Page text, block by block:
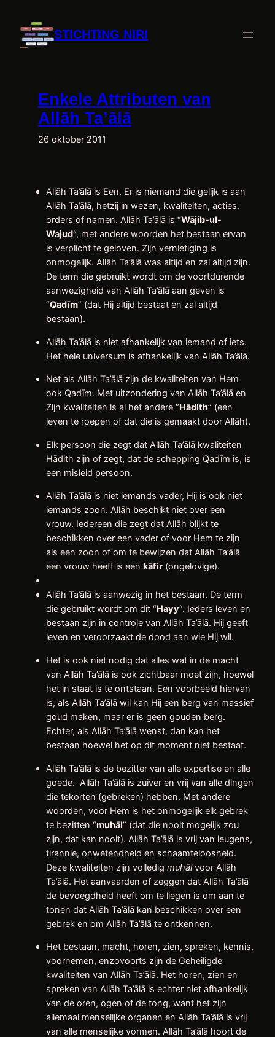
naar
STICHTING NIRI
Enkele Attributen van
Allāh Ta’ālā
26 oktober 2011
Allāh Ta’ālā is Een. Er is niemand die gelijk is aan
Allāh Ta’ālā, hetzij in wezen, kwaliteiten, acties,
orders of namen. Allāh Ta’ālā is “Wājib-ul-
Wajud“, met andere woorden het bestaan ervan
is verplicht te geloven. Zijn vernietiging is
onmogelijk. Allāh Ta’ālā was altijd en zal altijd zijn.
De term die gebruikt wordt om de voortdurende
aanwezigheid van Allāh Ta’ālā aan geven is
“Qadīm” (dat Hij altijd bestaat en zal altijd
bestaan).
Allāh Ta’ālā is niet afhankelijk van iemand of iets.
Het hele universum is afhankelijk van Allāh Ta’ālā.
Net als Allāh Ta’ālā zijn de kwaliteiten van Hem
ook Qadīm. Met uitzondering van Allāh Ta’ālā en
Zijn kwaliteiten is al het andere “Hādith” (een
leven te roepen of dat die is gemaakt door Allāh).
Elk persoon die zegt dat Allāh Ta’ālā kwaliteiten
Hādith zijn of zegt, dat de schepping Qadīm is, is
een misleid persoon.
Allāh Ta’ālā is niet iemands vader, Hij is ook niet
iemands zoon. Allāh beschikt niet over een
vrouw. Iedereen die zegt dat Allāh blijkt te
beschikken over een vader of voor Hem te zijn
als een zoon of om te bewijzen dat Allāh Ta’ālā
een vrouw heeft is een kāfir(ongelovige).
Allāh Ta’ālā is aanwezig in het bestaan. De term
die gebruikt wordt om dit “Hayy“. Ieders leven en
bestaan zijn in controle van Allāh Ta’ālā. Hij geeft
leven en veroorzaakt de dood aan wie Hij wil.
Het is ook niet nodig dat alles wat in de macht
van Allāh Ta’ālā is ook zichtbaar moet zijn, hoewel
het in staat is te ontstaan. Een voorbeeld hiervan
is, als Allāh Ta’ālā wil kan Hij een berg van massief
goud maken, maar er is geen gouden berg.
Echter, als Allāh Ta’ālā wenst, dan kan het
bestaan hoewel het op dit moment niet bestaat.
Allāh Ta’ālā is de bezitter van alle expertise en alle
goede. Allāh Ta’ālā is zuiver en vrij van alle dingen
die tekorten (gebreken) hebben. Met andere
woorden, voor Hem is het onmogelijk elk gebrek
te bezitten “muhāl” (dat die nooit mogelijk zou
zijn, dat kan nooit). Allāh Ta’ālā is vrij van leugens,
tirannie, onwetendheid en schaamteloosheid.
Deze kwaliteiten zijn volledig muhālvoor Allāh
Ta’ālā. Het aanvaarden of zeggen dat Allāh Ta’ālā
de bevoegdheid heeft om te liegen is om aan te
tonen dat Allāh Ta’ālā kan beschikken over een
gebrek en om Allāh Ta’ālā te ontkennen.
Het bestaan, macht, horen, zien, spreken, kennis,
voornemen, enzovoorts zijn de Geheiligde
kwaliteiten van Allāh Ta’ālā. Het horen, zien en
spreken van Allāh Ta’ālā is echter niet afhankelijk
van de oren, ogen of de tong, want het zijn
allemaal menselijke organen en Allāh Ta’ālā is vrij
van alle menselijke vormen. Allāh Ta’ālā hoort de